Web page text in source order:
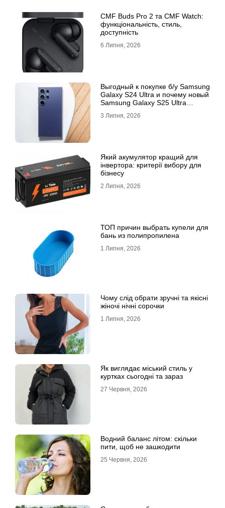
CMF Buds Pro 2 та CMF Watch:
функціональність, стиль,
доступність
6 Липня, 2026
Выгодный к покупке б/у Samsung
Galaxy S24 Ultra и почему новый
Samsung Galaxy S25 Ultra
3 Липня, 2026
Який акумулятор кращий для
інвертора: критерії вибору для
бізнесу
2 Липня, 2026
ТОП причин выбрать купели для
бань из полипропилена
1 Липня, 2026
Чому слід обрати зручні та якісні
жіночі нічні сорочки
1 Липня, 2026
Як виглядає міський стиль у
куртках сьогодні та зараз
27 Червня, 2026
Водний баланс літом: скільки
пити, щоб не зашкодити
25 Червня, 2026